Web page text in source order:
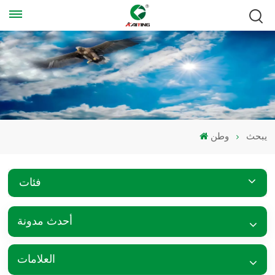
وطن يبحث
فئات
أحدث مدونة
العلامات